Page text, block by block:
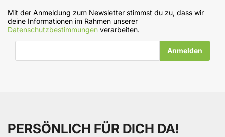
Mit der Anmeldung zum Newsletter stimmst du zu, dass wir
deine Informationen im Rahmen unserer
Datenschutzbestimmungen verarbeiten.
E-Mail-Adresse
PERSÖNLICH FÜR DICH DA!